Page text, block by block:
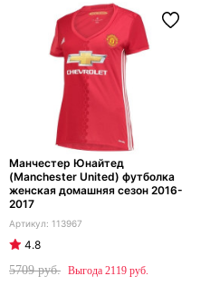
Манчестер Юнайтед
(Manchester United) футболка
женская домашняя сезон 2016-
2017
113967
4.8
5709
2119